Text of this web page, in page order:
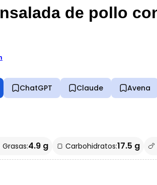
de pollo
ChatGPT Claude Avena
Grasas:4.9 g 🍞 Carbohidratos:17.5 g